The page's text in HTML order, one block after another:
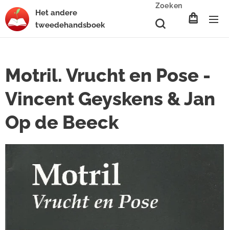
Het andere
tweedehandsboek
Zoeken
Motril. Vrucht en Pose -
Vincent Geyskens & Jan
Op de Beeck